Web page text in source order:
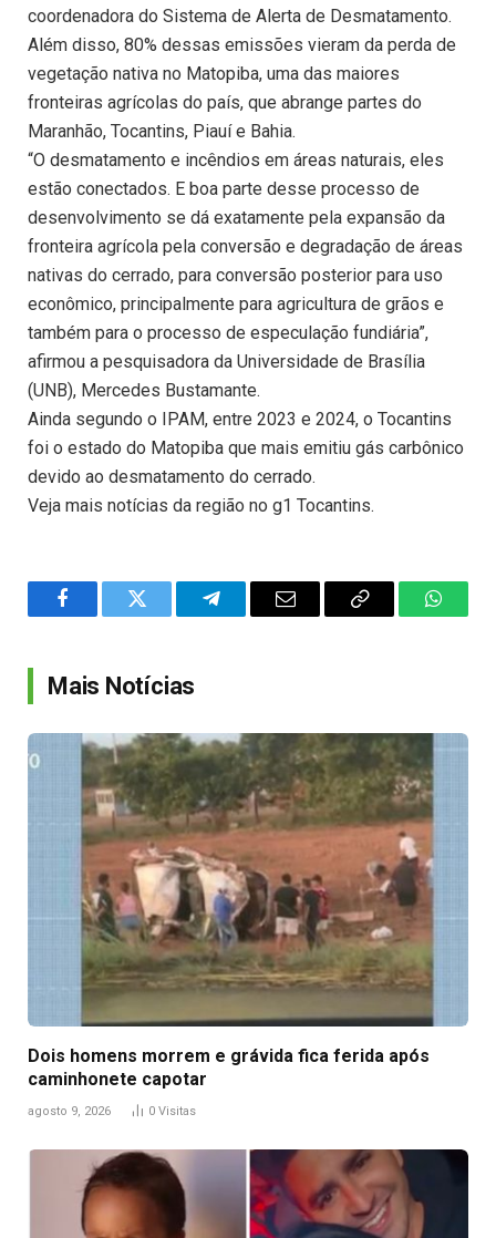
coordenadora do Sistema de Alerta de Desmatamento.
Além disso, 80% dessas emissões vieram da perda de
vegetação nativa no Matopiba, uma das maiores
fronteiras agrícolas do país, que abrange partes do
Maranhão, Tocantins, Piauí e Bahia.
“O desmatamento e incêndios em áreas naturais, eles
estão conectados. E boa parte desse processo de
desenvolvimento se dá exatamente pela expansão da
fronteira agrícola pela conversão e degradação de áreas
nativas do cerrado, para conversão posterior para uso
econômico, principalmente para agricultura de grãos e
também para o processo de especulação fundiária”,
afirmou a pesquisadora da Universidade de Brasília
(UNB), Mercedes Bustamante.
Ainda segundo o IPAM, entre 2023 e 2024, o Tocantins
foi o estado do Matopiba que mais emitiu gás carbônico
devido ao desmatamento do cerrado.
Veja mais notícias da região no g1 Tocantins.
FacebookTwitter TelegramEmail
Copy
Mais Notícias
Dois homens morrem e grávida fica ferida após
caminhonete capotar
agosto 9, 2026 0 Visitas